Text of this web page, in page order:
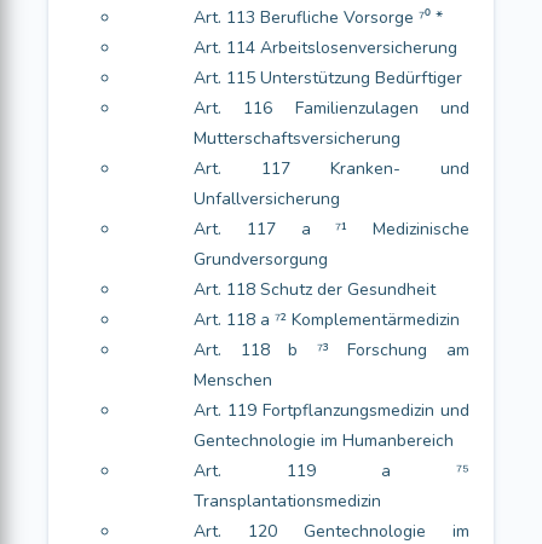
Art. 113 Berufliche Vorsorge ⁷⁰ *
Art. 114 Arbeitslosenversicherung
Art. 115 Unterstützung Bedürftiger
Art. 116 Familienzulagen und
Mutterschaftsversicherung
Art. 117 Kranken- und
Unfallversicherung
Art. 117 a ⁷¹ Medizinische
Grundversorgung
Art. 118 Schutz der Gesundheit
Art. 118 a ⁷² Komplementärmedizin
Art. 118 b ⁷³ Forschung am
Menschen
Art. 119 Fortpflanzungsmedizin und
Gentechnologie im Humanbereich
Art. 119 a ⁷⁵
Transplantationsmedizin
Art. 120 Gentechnologie im